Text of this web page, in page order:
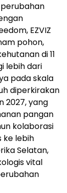
EZVIZ
pohon,
di 11
lebih dari
pada skala
diperkirakan
2027, yang
pangan
kolaborasi
ke lebih
Selatan,
vital